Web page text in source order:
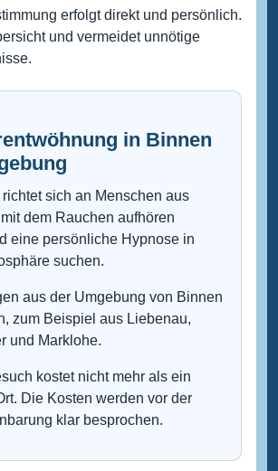
erfolgt direkt und persönlich.
und vermeidet unnötige
in Binnen
sich an Menschen aus
dem Rauchen aufhören
eine persönliche Hypnose in
suchen.
aus der Umgebung von Binnen
zum Beispiel aus Liebenau,
und Marklohe.
kostet nicht mehr als ein
Die Kosten werden vor der
klar besprochen.